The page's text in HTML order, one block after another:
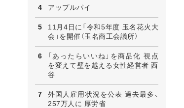
アップルパイ
11月4日に「令和5年度 玉名花火大
会」を開催（玉名商工会議所）
「あったらいいね」を商品化 視点
を変えて壁を越える女性経営者 西
谷
外国人雇用状況を公表 過去最多、
257万人に 厚労省